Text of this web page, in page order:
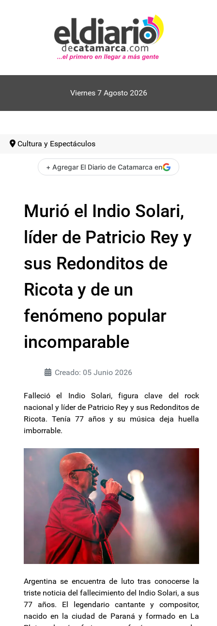
Viernes 7 Agosto 2026
Cultura y Espectáculos
+ Agregar El Diario de Catamarca en
Murió el Indio Solari,
líder de Patricio Rey y
sus Redonditos de
Ricota y de un
fenómeno popular
incomparable
Creado: 05 Junio 2026
Falleció el Indio Solari, figura clave del rock
nacional y líder de Patricio Rey y sus Redonditos de
Ricota. Tenía 77 años y su música deja huella
imborrable.
Argentina se encuentra de luto tras conocerse la
triste noticia del fallecimiento del Indio Solari, a sus
77 años. El legendario cantante y compositor,
nacido en la ciudad de Paraná y formado en La